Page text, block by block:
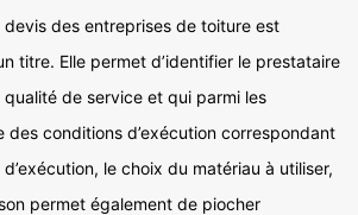
devis des entreprises de toiture est
titre. Elle permet d’identifier le prestataire
de service et qui parmi les
des conditions d’exécution correspondant
le choix du matériau à utiliser,
permet également de piocher